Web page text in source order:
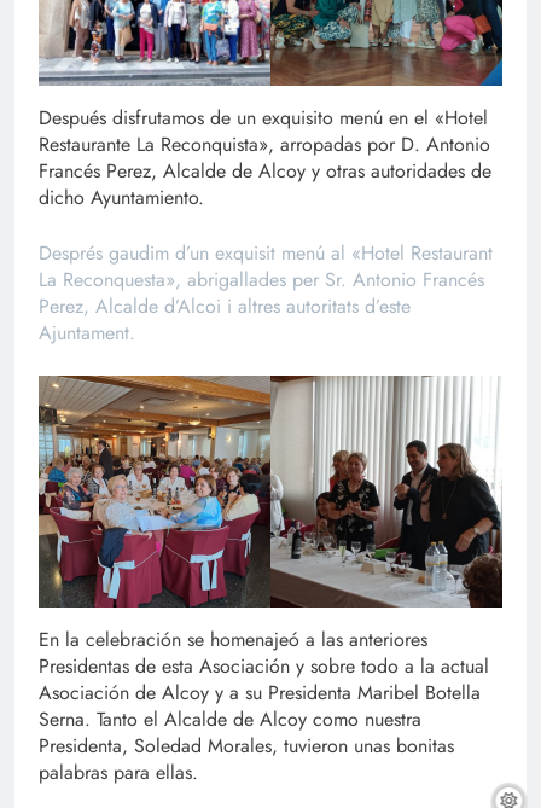
Después disfrutamos de un exquisito menú en el «Hotel
Restaurante La Reconquista», arropadas por D. Antonio
Francés Perez, Alcalde de Alcoy y otras autoridades de
dicho Ayuntamiento.
Després gaudim d’un exquisit menú al «Hotel Restaurant
La Reconquesta», abrigallades per Sr. Antonio Francés
Perez, Alcalde d’Alcoi i altres autoritats d’este
Ajuntament.
En la celebración se homenajeó a las anteriores
Presidentas de esta Asociación y sobre todo a la actual
Asociación de Alcoy y a su Presidenta Maribel Botella
Serna. Tanto el Alcalde de Alcoy como nuestra
Presidenta, Soledad Morales, tuvieron unas bonitas
palabras para ellas.